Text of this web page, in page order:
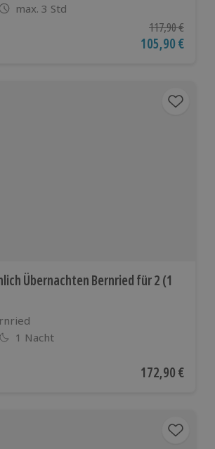
max. 3 Std
basierend auf 371 Bewertungen
Ursprünglicher
117,90 €
Aktueller Preis
105,90 €
Übernachten Bernried für 2 (1
1 Nacht
Aktueller Preis
172,90 €